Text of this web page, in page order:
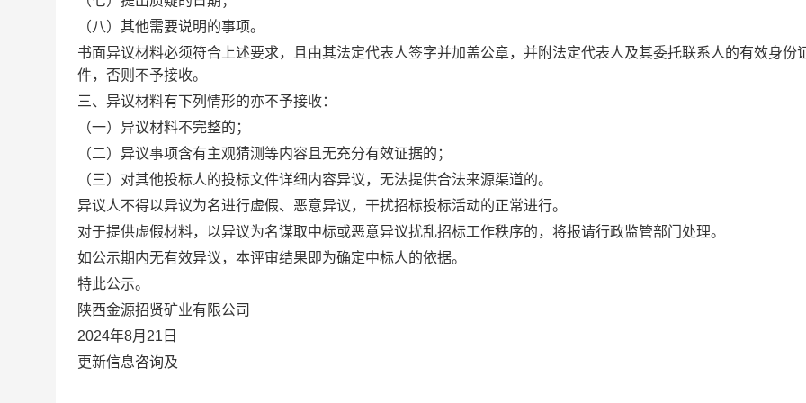
（八）其他需要说明的事项。
书面异议材料必须符合上述要求，且由其法定代表人签字并加盖公章，并附法定代表人及其委托联系人的有效身份
件，否则不予接收。
三、异议材料有下列情形的亦不予接收：
（一）异议材料不完整的；
（二）异议事项含有主观猜测等内容且无充分有效证据的；
（三）对其他投标人的投标文件详细内容异议，无法提供合法来源渠道的。
异议人不得以异议为名进行虚假、恶意异议，干扰招标投标活动的正常进行。
对于提供虚假材料，以异议为名谋取中标或恶意异议扰乱招标工作秩序的，将报请行政监管部门处理。
如公示期内无有效异议，本评审结果即为确定中标人的依据。
特此公示。
陕西金源招贤矿业有限公司
2024年8月 21 日
更新信息咨询及